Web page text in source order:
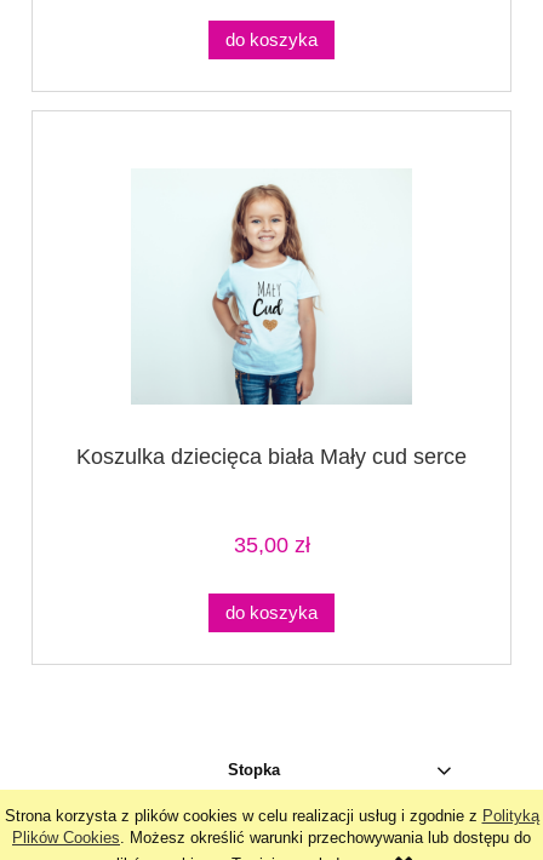
Strona korzysta z plików cookies w celu realizacji usług i zgodnie z Polityką
Plików Cookies. Możesz określić warunki przechowywania lub dostępu do
do koszyka
Koszulka dziecięca biała Mały cud serce
35,00 zł
do koszyka
Stopka
pokaż pełną wersję strony